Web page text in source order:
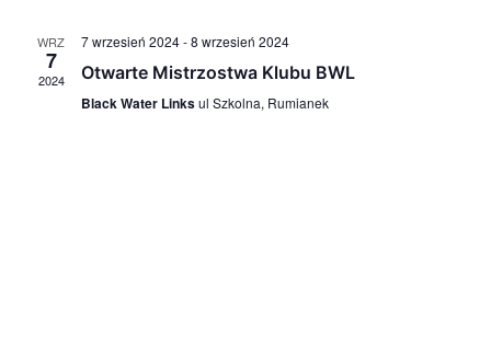
WRZ
7
2024
7 wrzesień 2024-8 wrzesień 2024
Otwarte Mistrzostwa Klubu BWL
Black Water Linksul Szkolna, Rumianek